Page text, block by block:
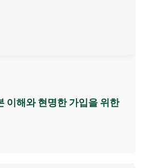
이해와 현명한 가입을 위한